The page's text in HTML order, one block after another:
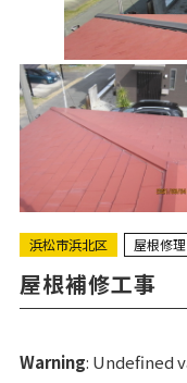
浜松市浜北区 屋根修理
屋根補修工事
Warning : Undefined